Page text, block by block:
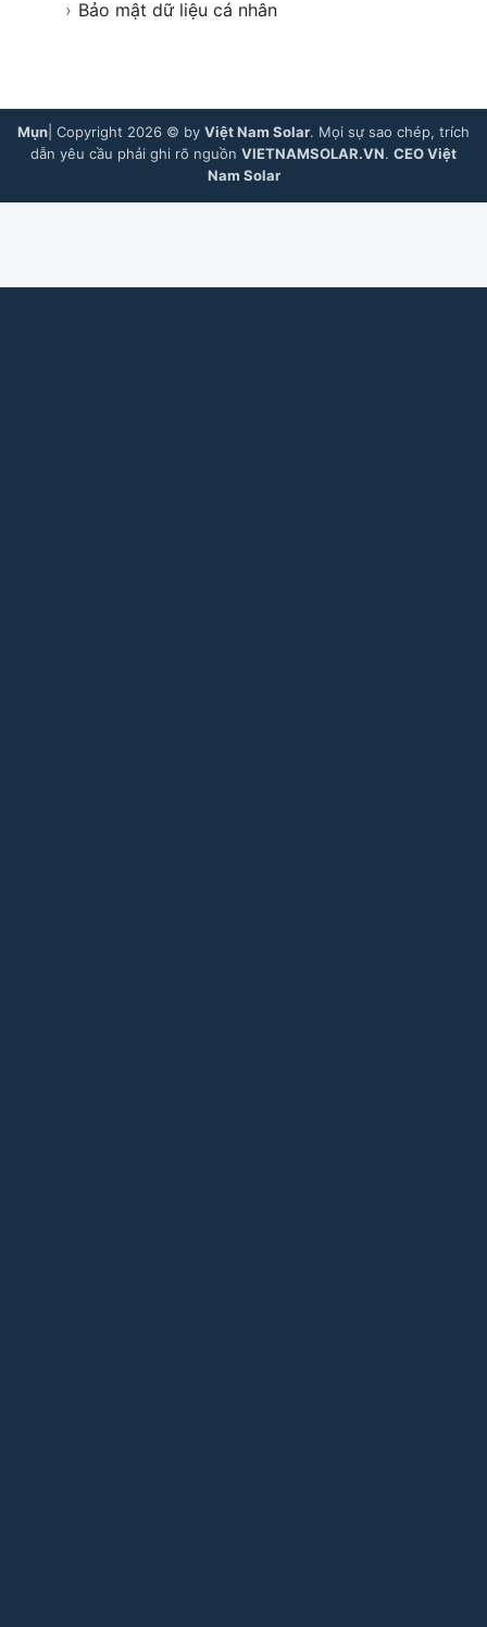
› Bảo mật dữ liệu cá nhân
Mụn | Copyright 2026 © by Việt Nam Solar. Mọi sự sao chép, trích
dẫn yêu cầu phải ghi rõ nguồn VIETNAMSOLAR.VN. CEO Việt
Nam Solar